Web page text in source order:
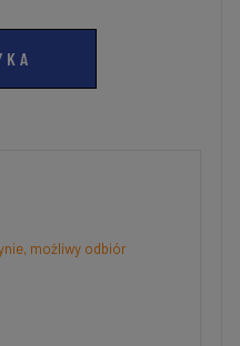
możliwy odbiór